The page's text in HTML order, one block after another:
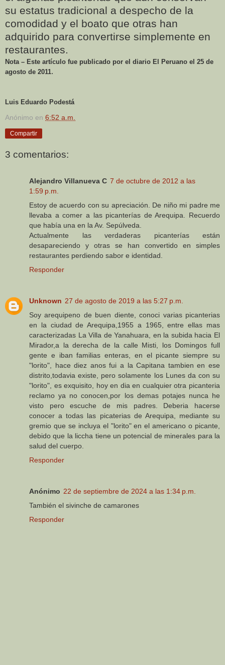
su estatus tradicional a despecho de la
comodidad y el boato que otras han
adquirido para convertirse simplemente en
restaurantes.
Nota – Este artículo fue publicado por el diario El Peruano el 25 de
agosto de 2011.
Luis Eduardo Podestá
Anónimo en 6:52 a.m.
Compartir
3 comentarios:
Alejandro Villanueva C 7 de octubre de 2012 a las
1:59 p.m.
Estoy de acuerdo con su apreciación. De niño mi padre me
llevaba a comer a las picanterías de Arequipa. Recuerdo
que había una en la Av. Sepúlveda.
Actualmente las verdaderas picanterías están
desapareciendo y otras se han convertido en simples
restaurantes perdiendo sabor e identidad.
Responder
Unknown 27 de agosto de 2019 a las 5:27 p.m.
Soy arequipeno de buen diente, conoci varias picanterias
en la ciudad de Arequipa,1955 a 1965, entre ellas mas
caracterizadas La Villa de Yanahuara, en la subida hacia El
Mirador,a la derecha de la calle Misti, los Domingos full
gente e iban familias enteras, en el picante siempre su
"lorito", hace diez anos fui a la Capitana tambien en ese
distrito,todavia existe, pero solamente los Lunes da con su
"lorito", es exquisito, hoy en dia en cualquier otra picanteria
reclamo ya no conocen,por los demas potajes nunca he
visto pero escuche de mis padres. Deberia hacerse
conocer a todas las picaterias de Arequipa, mediante su
gremio que se incluya el "lorito" en el americano o picante,
debido que la liccha tiene un potencial de minerales para la
salud del cuerpo.
Responder
Anónimo 22 de septiembre de 2024 a las 1:34 p.m.
También el sivinche de camarones
Responder